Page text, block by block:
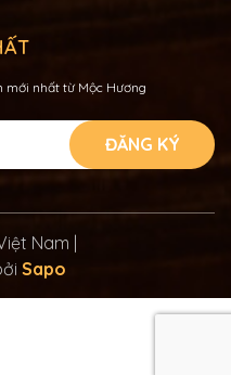
mới nhất từ Mộc Hương
ĐĂNG KÝ
Nam |
Sapo